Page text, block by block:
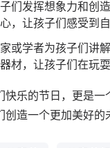
们发挥想象力和创
，让孩子们感受到自
或学者为孩子们讲
材，让孩子们在玩
乐的节日，更是
造一个更加美好的